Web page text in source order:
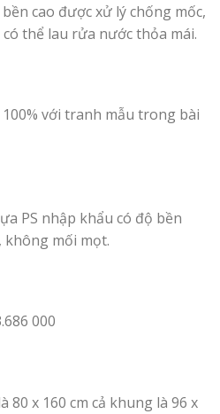
cao được xử lý chống mốc,
thể lau rửa nước thỏa mái.
với tranh mẫu trong bài
PS nhập khẩu có độ bền
không mối mọt.
000
80 x 160 cm cả khung là 96 x